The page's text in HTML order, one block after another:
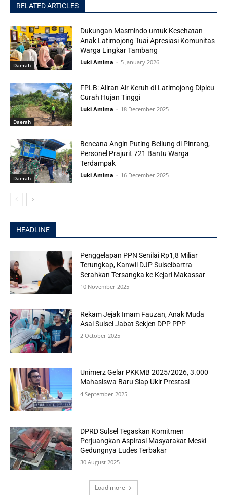
RELATED ARTICLES
Daerah
Dukungan Masmindo untuk Kesehatan
Anak Latimojong Tuai Apresiasi Komunitas
Warga Lingkar Tambang
Luki Amima - 5 January 2026
Daerah
FPLB: Aliran Air Keruh di Latimojong Dipicu
Curah Hujan Tinggi
Luki Amima - 18 December 2025
Daerah
Bencana Angin Puting Beliung di Pinrang,
Personel Prajurit 721 Bantu Warga
Terdampak
Luki Amima - 16 December 2025
HEADLINE
Penggelapan PPN Senilai Rp1,8 Miliar
Terungkap, Kanwil DJP Sulselbartra
Serahkan Tersangka ke Kejari Makassar
10 November 2025
Rekam Jejak Imam Fauzan, Anak Muda
Asal Sulsel Jabat Sekjen DPP PPP
2 October 2025
Unimerz Gelar PKKMB 2025/2026, 3.000
Mahasiswa Baru Siap Ukir Prestasi
4 September 2025
DPRD Sulsel Tegaskan Komitmen
Perjuangkan Aspirasi Masyarakat Meski
Gedungnya Ludes Terbakar
30 August 2025
Load more